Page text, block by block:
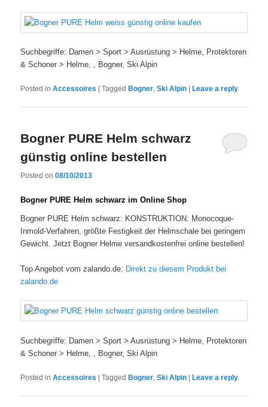
Suchbegriffe: Damen > Sport > Ausrüstung > Helme, Protektoren
& Schoner > Helme, , Bogner, Ski Alpin
Posted in Accessoires |Tagged Bogner,Ski Alpin Leave a reply
Bogner PURE Helm schwarz
günstig online bestellen
Posted on08/10/2013
Bogner PURE Helm schwarz im Online Shop
Bogner PURE Helm schwarz: KONSTRUKTION: Monocoque-
Inmold-Verfahren, größte Festigkeit der Helmschale bei geringem
Gewicht. Jetzt Bogner Helme versandkostenfrei online bestellen!
Top Angebot vom zalando.de: Direkt zu diesem Produkt bei
zalando.de
Suchbegriffe: Damen > Sport > Ausrüstung > Helme, Protektoren
& Schoner > Helme, , Bogner, Ski Alpin
Posted in Accessoires |Tagged Bogner ,Ski Alpin |Leave a reply